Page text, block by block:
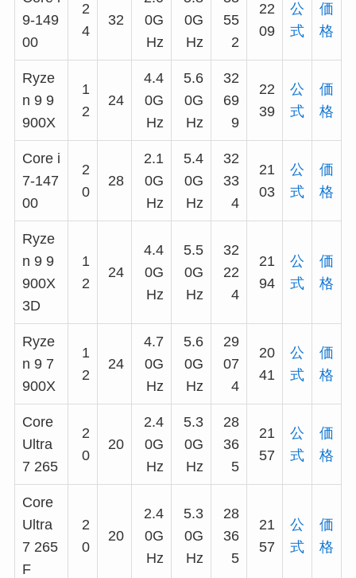
9-149
00
2
4
32
0G
Hz
0G
Hz
55
2
22
09
公
式
価
格
Ryze
n 9 9
900X
1
2
24
4.4
0G
Hz
5.6
0G
Hz
32
69
9
22
39
公
式
価
格
Core i
7-147
00
2
0
28
2.1
0G
Hz
5.4
0G
Hz
32
33
4
21
03
公
式
価
格
Ryze
n 9 9
900X
3D
1
2
24
4.4
0G
Hz
5.5
0G
Hz
32
22
4
21
94
公
式
価
格
Ryze
n 9 7
900X
1
2
24
4.7
0G
Hz
5.6
0G
Hz
29
07
4
20
41
公
式
価
格
Core
Ultra
7 265
2
0
20
2.4
0G
Hz
5.3
0G
Hz
28
36
5
21
57
公
式
価
格
Core
Ultra
7 265
F
2
0
20
2.4
0G
Hz
5.3
0G
Hz
28
36
5
21
57
公
式
価
格